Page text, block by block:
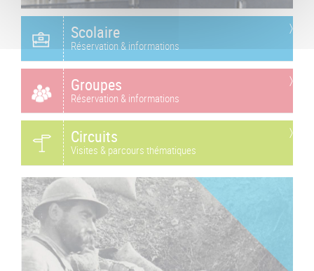
Scolaire
Réservation & informations
Groupes
Réservation & informations
Circuits
Visites & parcours thématiques